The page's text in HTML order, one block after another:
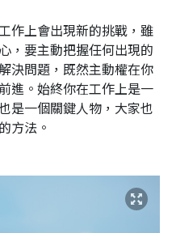
作上會出現新的挑戰，雖
，要主動把握任何出現的
決問題，既然主動權在你
進。始終你在工作上是一
是一個關鍵人物，大家也
方法。